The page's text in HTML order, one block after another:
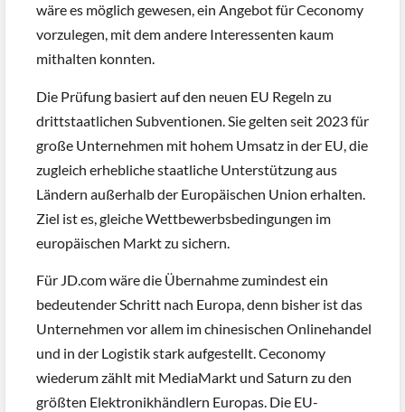
wäre es möglich gewesen, ein Angebot für Ceconomy
vorzulegen, mit dem andere Interessenten kaum
mithalten konnten.
Die Prüfung basiert auf den neuen EU Regeln zu
drittstaatlichen Subventionen. Sie gelten seit 2023 für
große Unternehmen mit hohem Umsatz in der EU, die
zugleich erhebliche staatliche Unterstützung aus
Ländern außerhalb der Europäischen Union erhalten.
Ziel ist es, gleiche Wettbewerbsbedingungen im
europäischen Markt zu sichern.
Für JD.com wäre die Übernahme zumindest ein
bedeutender Schritt nach Europa, denn bisher ist das
Unternehmen vor allem im chinesischen Onlinehandel
und in der Logistik stark aufgestellt. Ceconomy
wiederum zählt mit MediaMarkt und Saturn zu den
größten Elektronikhändlern Europas. Die EU-